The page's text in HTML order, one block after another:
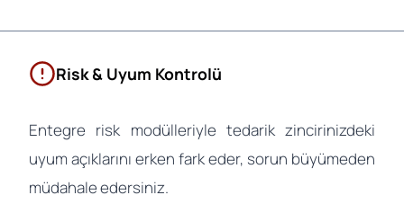
Risk & Uyum Kontrolü
Entegre risk modülleriyle tedarik zincirinizdeki
uyum açıklarını erken fark eder, sorun büyümeden
müdahale edersiniz.